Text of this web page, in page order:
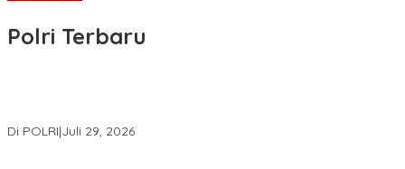
Polri Terbaru
Di POLRI|Juli 29, 2026